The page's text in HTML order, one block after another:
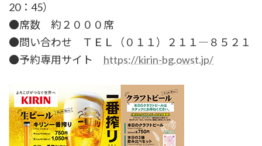
20：45）
●席数 約２０００席
●問い合わせ ＴＥＬ（０１１）２１１―８５２１
●予約専用サイト https://kirin-bg.owst.jp/